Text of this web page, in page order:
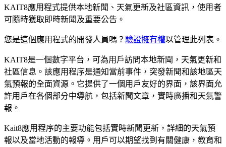
KAIT8應用程式提供本地新聞、天氣更新及社區資訊，使用者
可隨時獲取即時新聞及重要公告。
您是這個應用程式的開發人員嗎？ 驗證擁有權以管理此列表。
KAIT8是一個數字平台，可為用戶訪問本地新聞，天氣更新和
社區信息。該應用程序是通知當前事件，突發新聞和該地區天
氣預報的全面資源。它提供了一個用戶友好的界面，該界面允
許用戶在各個部分中導航，包括新聞文章，實時廣播和天氣警
報。
Kait8應用程序的主要功能包括實時新聞更新，詳細的天氣預
報以及當地活動的報導。用戶可以期望找到有關健康，教育和